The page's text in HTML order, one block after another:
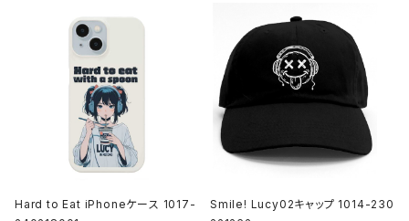
Hard to Eat iPhoneケース 1017-
Smile! Lucy02キャップ 1014-230